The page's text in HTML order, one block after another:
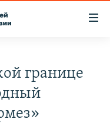
границе